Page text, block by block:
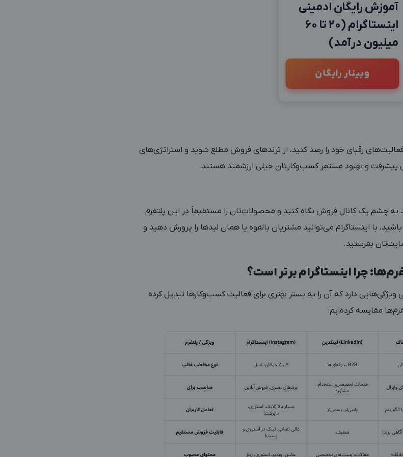
آموزش رایگان ادمینی
اینستاگرام (20 تا 60
میلیون درآمد)
وبینار رایگان
رقبای خود را رصد کنید، از ترندهای فروش مطلع شوید و استراتژی‌های
پیشرفت و بهبود مستمر کسب‌وکارتان خیلی ارزشمند هستند.
به چشم یک کانال فروش نگاه کنید و محصولات‌تان را مستقیماً در این پلتفرم
با اینستاگرام می‌توانید مشتریان بالقوه یا همان لیدها را پرورش دهید و
بفرستید.
چرا اینستاگرام برتر است؟
دارد که آن را به بستر بهتری برای فعالیت کسب‌وکارها تبدیل کرده
مقایسه کرده‌ایم: